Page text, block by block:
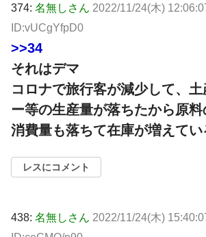
374: 名無しさん 2022/11/24(木)
ID:vUCgYfpD0
>>34
それはデマ
コロナで旅行客が減少して、
ー等の生産量が落ちたから原
消費量も落ちて在庫が増えてい
レスにコメント
438: 名無しさん 2022/11/24(木)